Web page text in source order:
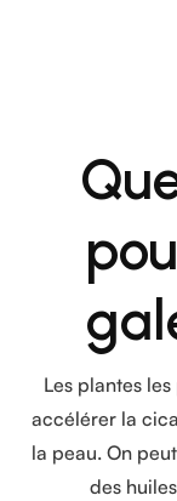
Les plantes
accélérer la
la peau. On
des